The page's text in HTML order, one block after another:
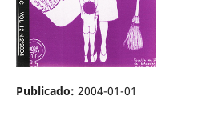
Publicado: 2004-01-01